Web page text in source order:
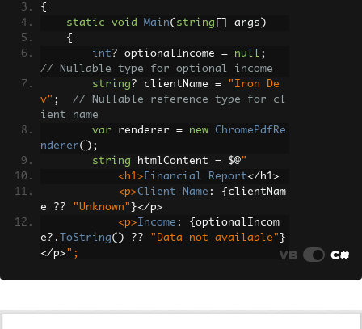
{
static
void Main( string args )
{
int ? optionalIncome = null ;
// Nullable type for optional income
string ? clientName =
"Iron De
v" ;
// Nullable reference type for cl
ient name
var renderer = new
ChromePdfRe
nderer();
string htmlContent = $@"
<h1> Financial Report</ h1>
<p>Client Name : { clientNam
e
?? "Unknown" }</p>
<p>Income : { optionalIncom
e ?. ToString() ?? "Data not available" }
</p> ";
// Save the PDF to disk
VB C#